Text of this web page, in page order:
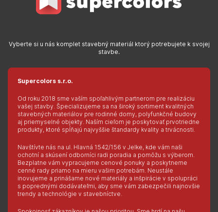
Vyberte si u nás komplet stavebný materiál ktorý potrebujete k svojej
stavbe.
Supercolors s.r.o.
Od roku 2018 sme vaším spoľahlivým partnerom pre realizáciu
vašej stavby. Špecializujeme sa na široký sortiment kvalitných
stavebných materiálov pre rodinné domy, polyfunkčné budovy
aj priemyselné objekty. Naším cieľom je poskytovať prvotriedne
produkty, ktoré spĺňajú najvyššie štandardy kvality a trvácnosti.
Navštívte nás na ul. Hlavná 1542/156 v Jelke, kde vám naši
ochotní a skúsení odborníci radi poradia a pomôžu s výberom.
Bezplatne vám vypracujeme cenové ponuky a poskytneme
cenné rady priamo na mieru vašim potrebám. Neustále
inovujeme a prinášame nové materiály a inšpirácie v spolupráci
s poprednými dodávateľmi, aby sme vám zabezpečili najnovšie
trendy a technológie v stavebníctve.